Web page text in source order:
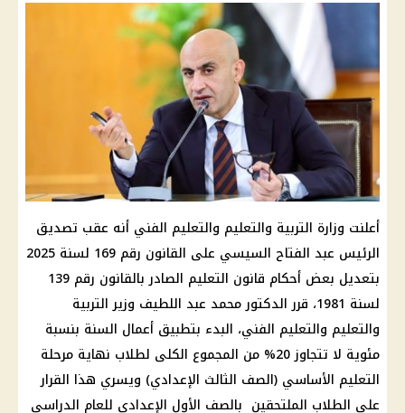
أعلنت وزارة التربية والتعليم والتعليم الفني أنه عقب تصديق
الرئيس عبد الفتاح السيسي على القانون رقم 169 لسنة 2025
بتعديل بعض أحكام قانون التعليم الصادر بالقانون رقم 139
لسنة 1981، قرر الدكتور محمد عبد اللطيف وزير التربية
والتعليم والتعليم الفني، البدء بتطبيق أعمال السنة بنسبة
مئوية لا تتجاوز 20%؜ من المجموع الكلى لطلاب نهاية مرحلة
التعليم الأساسي (الصف الثالث الإعدادي) ويسري هذا القرار
على الطلاب الملتحقين بالصف الأول الإعدادي للعام الدراسي